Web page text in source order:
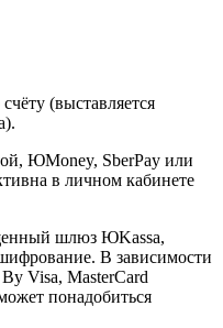
(выставляется
ЮMoney, SberPay или
в личном кабинете
шлюз ЮKassa,
В зависимости
Visa, MasterCard
понадобиться